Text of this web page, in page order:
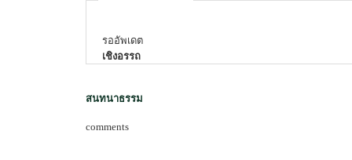
รออัพเดต
เชิงอรรถ
สนทนาธรรม
comments